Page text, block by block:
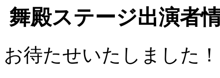
舞殿ステージ出演者
お待たせいたしました！